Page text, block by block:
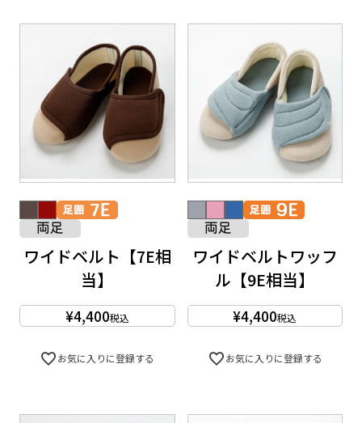
ワイドベルト【7E相
当】
¥4,400税込
お気に入りに登録する
ワイドベルトワッフ
ル【9E相当】
¥4,400税込
お気に入りに登録する